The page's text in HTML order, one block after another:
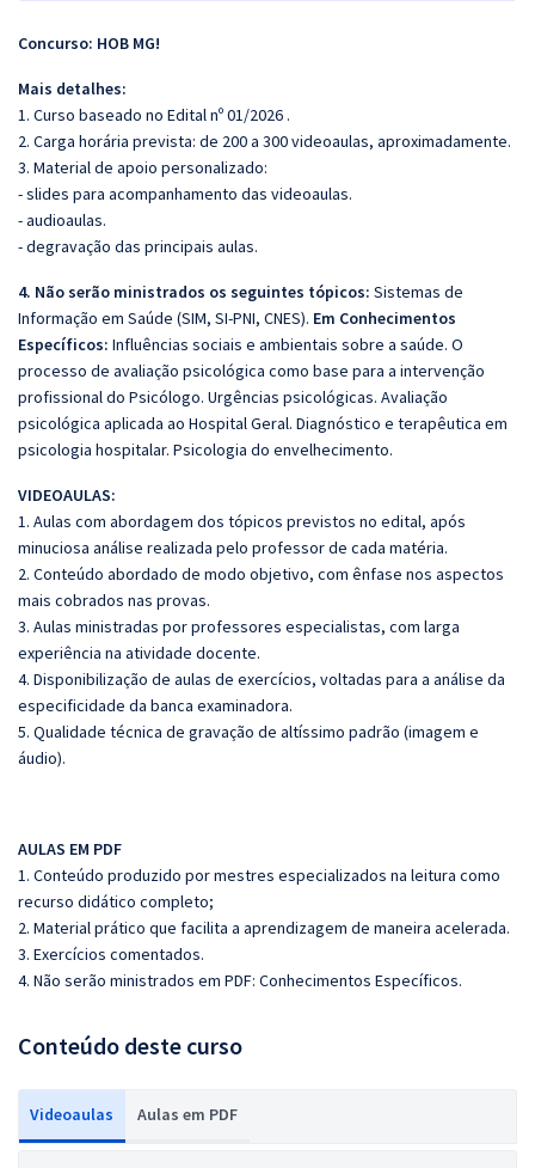
Concurso: HOB MG!
Mais detalhes:
1. Curso baseado no Edital nº 01/2026 .
2. Carga horária prevista: de 200 a 300 videoaulas, aproximadamente.
3. Material de apoio personalizado:
- slides para acompanhamento das videoaulas.
- audioaulas.
- degravação das principais aulas.
4. Não serão ministrados os seguintes tópicos: Sistemas de
Informação em Saúde (SIM, SI-PNI, CNES). Em Conhecimentos
Específicos: Influências sociais e ambientais sobre a saúde. O
processo de avaliação psicológica como base para a intervenção
profissional do Psicólogo. Urgências psicológicas. Avaliação
psicológica aplicada ao Hospital Geral. Diagnóstico e terapêutica em
psicologia hospitalar. Psicologia do envelhecimento.
VIDEOAULAS:
1. Aulas com abordagem dos tópicos previstos no edital, após
minuciosa análise realizada pelo professor de cada matéria.
2. Conteúdo abordado de modo objetivo, com ênfase nos aspectos
mais cobrados nas provas.
3. Aulas ministradas por professores especialistas, com larga
experiência na atividade docente.
4. Disponibilização de aulas de exercícios, voltadas para a análise da
especificidade da banca examinadora.
5. Qualidade técnica de gravação de altíssimo padrão (imagem e
áudio).
AULAS EM PDF
1. Conteúdo produzido por mestres especializados na leitura como
recurso didático completo;
2. Material prático que facilita a aprendizagem de maneira acelerada.
3. Exercícios comentados.
4. Não serão ministrados em PDF: Conhecimentos Específicos.
Conteúdo deste curso
Videoaulas Aulas em PDF